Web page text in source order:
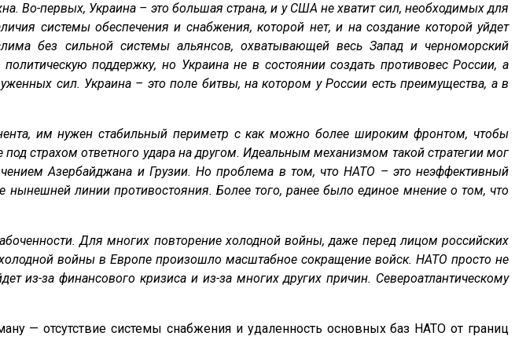
Во-первых, Украина – это большая страна, и у США не хватит сил, необходимых для
системы обеспечения и снабжения, которой нет, и на создание которой уйдет
без сильной системы альянсов, охватывающей весь Запад и черноморский
поддержку, но Украина не в состоянии создать противовес России, а
сил. Украина – это поле битвы, на котором у России есть преимущества, а в
им нужен стабильный периметр с как можно более широким фронтом, чтобы
страхом ответного удара на другом. Идеальным механизмом такой стратегии мог
Азербайджана и Грузии. Но проблема в том, что НАТО – это неэффективный
линии противостояния. Более того, ранее было единое мнение о том, что
Для многих повторение холодной войны, даже перед лицом российских
войны в Европе произошло масштабное сокращение войск. НАТО просто не
из-за финансового кризиса и из-за многих других причин. Североатлантическому
— отсутствие системы снабжения и удаленность основных баз НАТО от границ